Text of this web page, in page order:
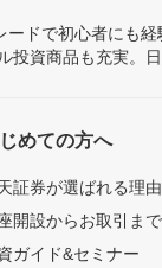
ドで初心者にも
投資商品も充実。
めての方へ
証券が選ばれる理由
開設からお取引ま
ガイド&セミナー